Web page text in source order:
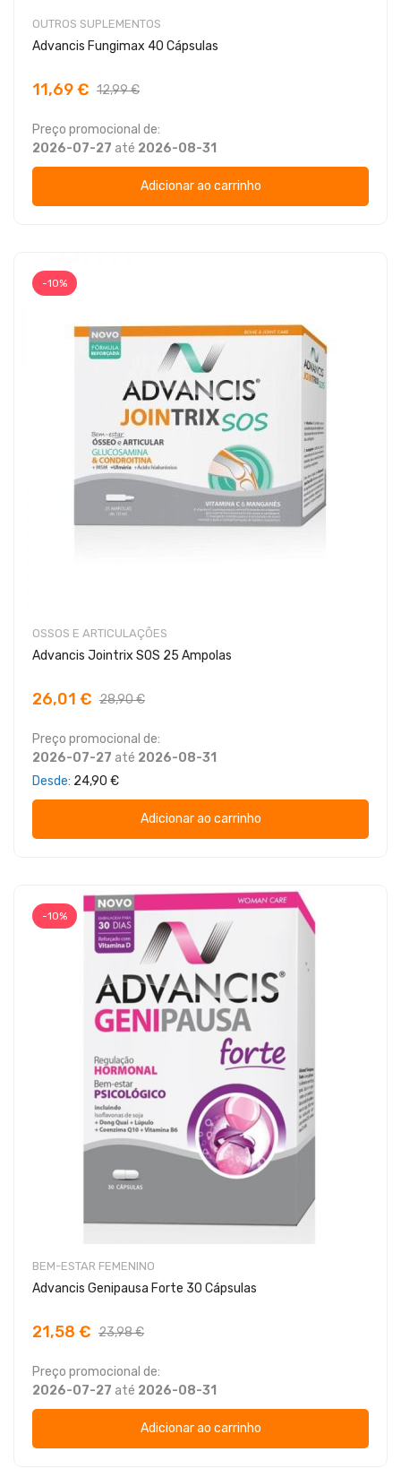
OUTROS SUPLEMENTOS
Advancis Fungimax 40 Cápsulas
11,69 € 12,99 €
Preço promocional de:
2026-07-27 até 2026-08-31
Adicionar ao carrinho
-10%
OSSOS E ARTICULAÇÕES
Advancis Jointrix SOS 25 Ampolas
26,01 € 28,90 €
Preço promocional de:
2026-07-27 até 2026-08-31
Desde 24,90 €
Adicionar ao carrinho
-10%
BEM-ESTAR FEMENINO
Advancis Genipausa Forte 30 Cápsulas
21,58 € 23,98 €
Preço promocional de:
2026-07-27 até 2026-08-31
Adicionar ao carrinho